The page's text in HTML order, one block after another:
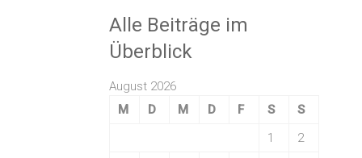
Alle Beiträge im
Überblick
August 2026
M
D M D F S S
1
2